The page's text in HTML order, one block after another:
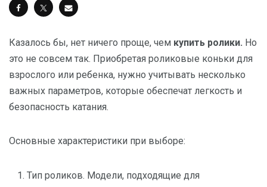
Казалось бы, нет ничего проще, чем купить ролики. Но
это не совсем так. Приобретая роликовые коньки для
взрослого или ребенка, нужно учитывать несколько
важных параметров, которые обеспечат легкость и
безопасность катания.
Основные характеристики при выборе:
Тип роликов. Модели, подходящие для